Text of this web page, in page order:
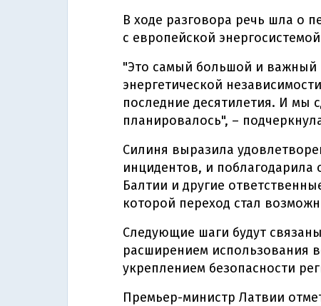
В ходе разговора речь шла о
с европейской
"Это самый большой и важный
энергетической
последние десятилетия. И мы
планировалось", –
Силиня выразила
инцидентов, и поблагодарила
Балтии и другие
которой переход стал
Следующие шаги будут
расширением использования
укреплением безопасности
Премьер-министр Латвии